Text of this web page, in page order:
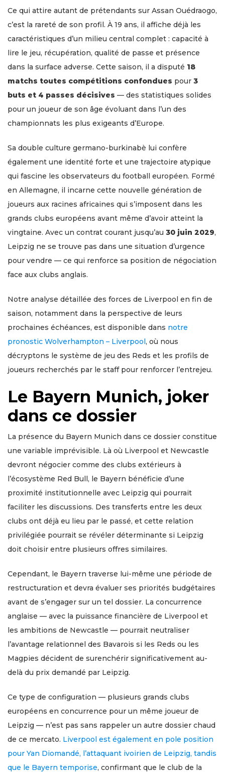
Ce qui attire autant de prétendants sur Assan Ouédraogo,
c’est la rareté de son profil. À 19 ans, il affiche déjà les
caractéristiques d’un milieu central complet : capacité à
lire le jeu, récupération, qualité de passe et présence
dans la surface adverse. Cette saison, il a disputé 18
matchs toutes compétitions confondues pour 3
buts et 4 passes décisives — des statistiques solides
pour un joueur de son âge évoluant dans l’un des
championnats les plus exigeants d’Europe.
Sa double culture germano-burkinabè lui confère
également une identité forte et une trajectoire atypique
qui fascine les observateurs du football européen. Formé
en Allemagne, il incarne cette nouvelle génération de
joueurs aux racines africaines qui s’imposent dans les
grands clubs européens avant même d’avoir atteint la
vingtaine. Avec un contrat courant jusqu’au 30 juin 2029,
Leipzig ne se trouve pas dans une situation d’urgence
pour vendre — ce qui renforce sa position de négociation
face aux clubs anglais.
Notre analyse détaillée des forces de Liverpool en fin de
saison, notamment dans la perspective de leurs
prochaines échéances, est disponible dans notre
pronostic Wolverhampton – Liverpool, où nous
décryptons le système de jeu des Reds et les profils de
joueurs recherchés par le staff pour renforcer l’entrejeu.
Le Bayern Munich, joker
dans ce dossier
La présence du Bayern Munich dans ce dossier constitue
une variable imprévisible. Là où Liverpool et Newcastle
devront négocier comme des clubs extérieurs à
l’écosystème Red Bull, le Bayern bénéficie d’une
proximité institutionnelle avec Leipzig qui pourrait
faciliter les discussions. Des transferts entre les deux
clubs ont déjà eu lieu par le passé, et cette relation
privilégiée pourrait se révéler déterminante si Leipzig
doit choisir entre plusieurs offres similaires.
Cependant, le Bayern traverse lui-même une période de
restructuration et devra évaluer ses priorités budgétaires
avant de s’engager sur un tel dossier. La concurrence
anglaise — avec la puissance financière de Liverpool et
les ambitions de Newcastle — pourrait neutraliser
l’avantage relationnel des Bavarois si les Reds ou les
Magpies décident de surenchérir significativement au-
delà du prix demandé par Leipzig.
Ce type de configuration — plusieurs grands clubs
européens en concurrence pour un même joueur de
Leipzig — n’est pas sans rappeler un autre dossier chaud
de ce mercato. Liverpool est également en pole position
pour Yan Diomandé, l’attaquant ivoirien de Leipzig, tandis
que le Bayern temporise, confirmant que le club de la